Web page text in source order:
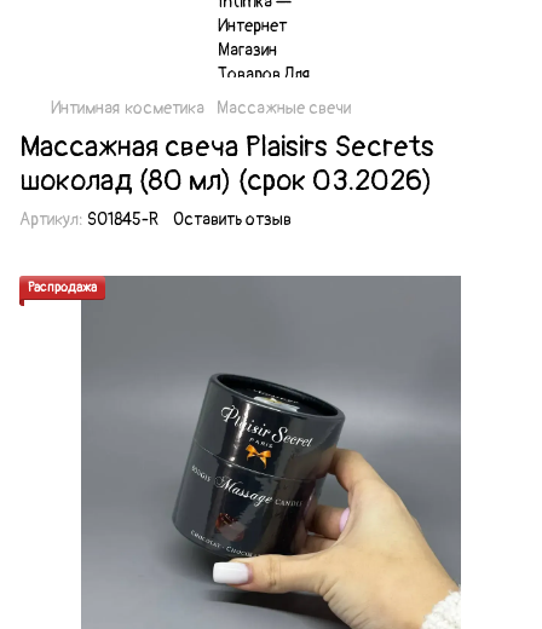
Интимная косметика Массажные свечи
Массажная свеча Plaisirs Secrets
шоколад (80 мл) (срок 03.2026)
Артикул: SO1845-R Оставить отзыв
Распродажа